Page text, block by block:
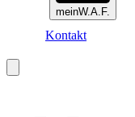
meinW.A.F.
Kontakt